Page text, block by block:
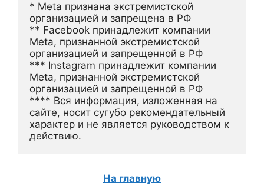
* Meta признана экстремистской
организацией и запрещена в РФ
** Facebook принадлежит компании
Meta, признанной экстремистской
организацией и запрещенной в РФ
*** Instagram принадлежит компании
Meta, признанной экстремистской
организацией и запрещенной в РФ
**** Вся информация, изложенная на
сайте, носит сугубо рекомендательный
характер и не является руководством к
действию.
На главную